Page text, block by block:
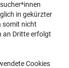
oder
in gekürzter
somit nicht
an Dritte erfolgt
Cookies